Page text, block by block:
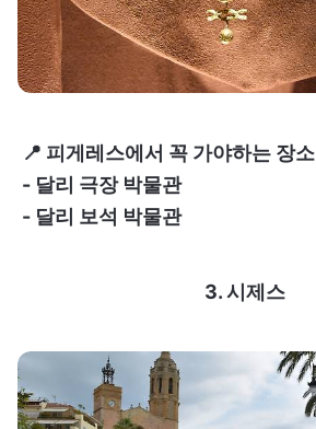
📍 피게레스에서 꼭 가야하는 장소
- 달리 극장 박물관
- 달리 보석 박물관
3. 시제스